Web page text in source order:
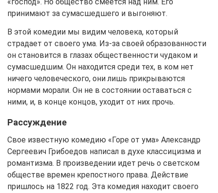
принимают за сумасшедшего и выгоняют.
В этой комедии мы видим человека, который
страдает от своего ума. Из-за своей образованности
он становится в глазах общественности чудаком и
сумасшедшим. Он находится среди тех, в ком нет
ничего человеческого, они лишь прикрываются
нормами морали. Он не в состоянии оставаться с
ними, и, в конце концов, уходит от них прочь.
Рассуждение
Свое известную комедию «Горе от ума» Александр
Сергеевич Грибоедов написал в духе классицизма и
романтизма. В произведении идет речь о светском
обществе времен крепостного права. Действие
пришлось на 1822 год. Эта комедия находит своего